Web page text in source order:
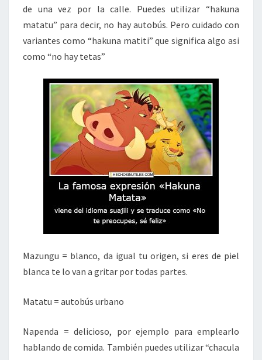
de una vez por la calle. Puedes utilizar “hakuna
matatu” para decir, no hay autobús. Pero cuidado con
variantes como “hakuna matiti” que significa algo asi
como “no hay tetas”
Mazungu = blanco, da igual tu origen, si eres de piel
blanca te lo van a gritar por todas partes.
Matatu = autobús urbano
Napenda = delicioso, por ejemplo para emplearlo
hablando de comida. También puedes utilizar “chacula